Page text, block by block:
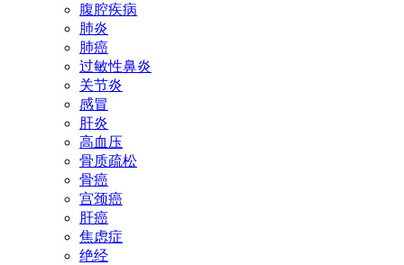
腹腔疾病
肺炎
肺癌
过敏性鼻炎
关节炎
感冒
肝炎
高血压
骨质疏松
骨癌
宫颈癌
肝癌
焦虑症
绝经